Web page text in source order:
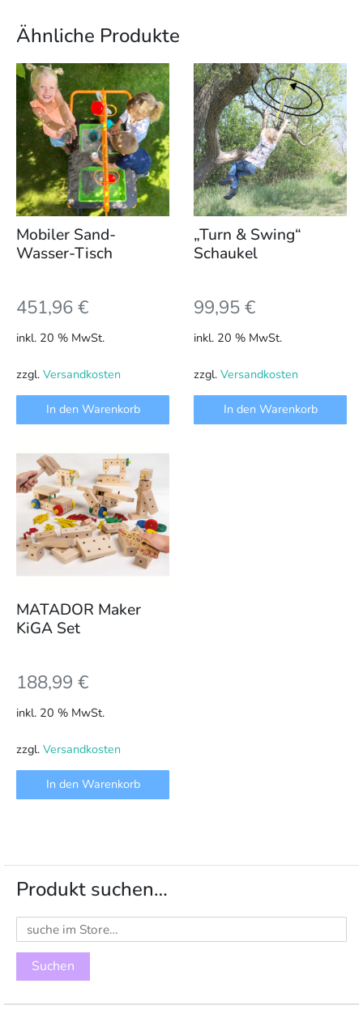
Ähnliche Produkte
Mobiler Sand-
Wasser-Tisch
451,96€
inkl. 20 % MwSt.
zzgl. Versandkosten
In den Warenkorb
„Turn & Swing“
Schaukel
99,95€
inkl. 20 % MwSt.
zzgl. Versandkosten
In den Warenkorb
MATADOR Maker
KiGA Set
188,99 €
inkl. 20 % MwSt.
zzgl. Versandkosten
In den Warenkorb
Produkt suchen…
Suchen
nach: